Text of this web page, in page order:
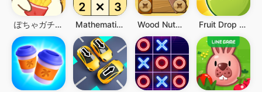
ぽちゃガチョ！ Mathematik-Puzzles - Crossmath Wood Nuts & Bolts Puzzle Fruit Drop Master